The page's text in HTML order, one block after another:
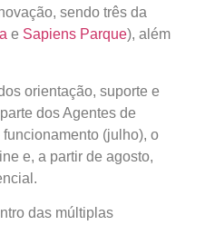
sendo três da
e Sapiens Parque), além
orientação, suporte e
dos Agentes de
funcionamento (julho), o
e, a partir de agosto,
das múltiplas